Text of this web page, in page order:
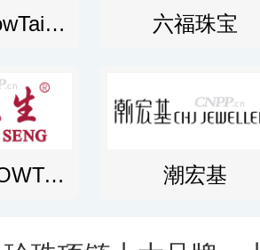
周大福ChowTaiFook 六福珠宝
周大生CHOWTAISENG 潮宏基